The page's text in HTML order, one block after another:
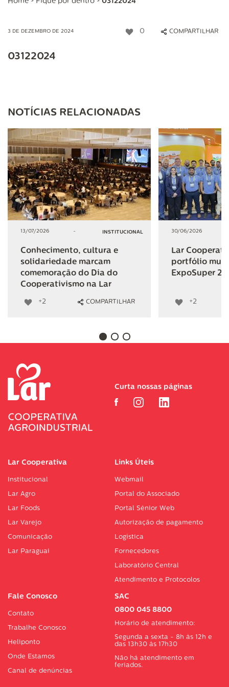
3 DE DEZEMBRO DE 2024 0 COMPARTILHAR
03122024
NOTÍCIAS RELACIONADAS
13/07/2026 - INSTITUCIONAL
Conhecimento, cultura e
solidariedade marcam
comemoração do Dia do
Cooperativismo na Lar
+2 COMPARTILHAR
30/06/2026
Lar
portfólio
ExpoSuper
+2
Lar Cooperativa
Institucional
Lar Agro
Lar Foods
Lar Varejo
Comunicação
Lar Paraguai
Links Úteis
Webmail
Portal do Associado
Portal Sénior Web
Autorização de pagamento
Logística
Fornecedores
Laboratório Central
Atendimento e Protocolos
Fale Conosco
Contato
Trabalhe Conosco
Heliponto
Onde Estamos
Canal de denúncias
SAC
0800 045 8800
Horário de atendimento:
Segunda a sexta - 8h às 12h e
das 13h30 às 17h30
Não há atendimento em
feriados.
Curta nossas páginas